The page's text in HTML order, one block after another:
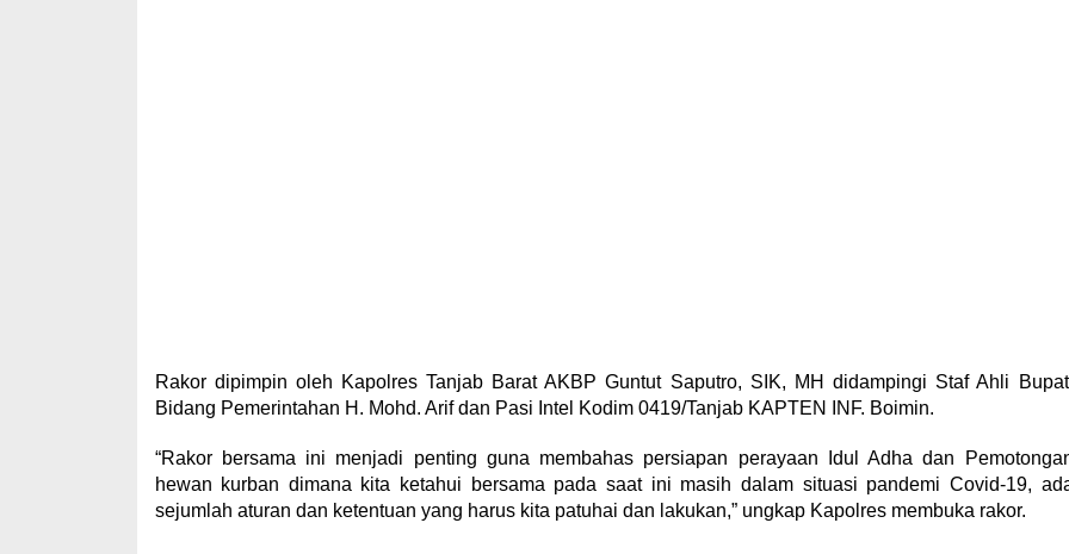
Rakor dipimpin oleh Kapolres Tanjab Barat AKBP Guntut Saputro, SIK, MH didampingi Staf Ahli
Bidang Pemerintahan H. Mohd. Arif dan Pasi Intel Kodim 0419/Tanjab KAPTEN INF. Boimin.
“Rakor bersama ini menjadi penting guna membahas persiapan perayaan Idul Adha dan
hewan kurban dimana kita ketahui bersama pada saat ini masih dalam situasi pandemi Covid-19,
sejumlah aturan dan ketentuan yang harus kita patuhai dan lakukan,” ungkap Kapolres membuka rakor.